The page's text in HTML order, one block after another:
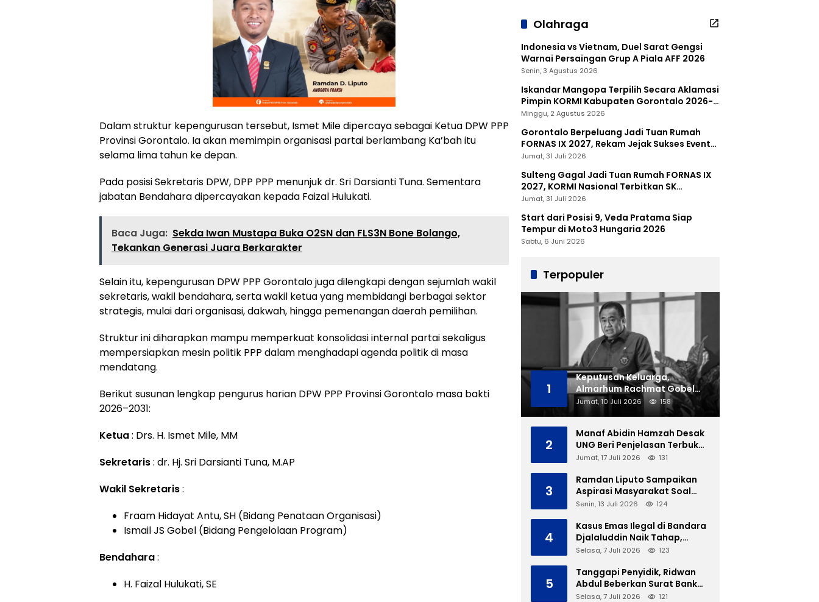
Dalam struktur kepengurusan tersebut, Ismet Mile dipercaya sebagai Ketua DPW PPP
Provinsi Gorontalo. Ia akan memimpin organisasi partai berlambang Ka’bah itu
selama lima tahun ke depan.
Pada posisi Sekretaris DPW, DPP PPP menunjuk dr. Sri Darsianti Tuna. Sementara
jabatan Bendahara dipercayakan kepada Faizal Hulukati.
Baca Juga: Sekda Iwan Mustapa Buka O2SN dan FLS3N Bone Bolango,
Tekankan Generasi Juara Berkarakter
Selain itu, kepengurusan DPW PPP Gorontalo juga dilengkapi dengan sejumlah wakil
sekretaris, wakil bendahara, serta wakil ketua yang membidangi berbagai sektor
strategis, mulai dari organisasi, dakwah, hingga pemenangan daerah pemilihan.
Struktur ini diharapkan mampu memperkuat konsolidasi internal partai sekaligus
mempersiapkan mesin politik PPP dalam menghadapi agenda politik di masa
mendatang.
Berikut susunan lengkap pengurus harian DPW PPP Provinsi Gorontalo masa bakti
2026–2031:
Ketua: Drs. H. Ismet Mile, MM
Sekretaris: dr. Hj. Sri Darsianti Tuna, M.AP
Wakil Sekretaris:
Fraam Hidayat Antu, SH (Bidang Penataan Organisasi)
Ismail JS Gobel (Bidang Pengelolaan Program)
Bendahara:
H. Faizal Hulukati, SE
Olahraga
Indonesia vs Vietnam, Duel Sarat Gengsi
Warnai Persaingan Grup A Piala AFF 2026
Senin, 3 Agustus 2026
Iskandar Mangopa Terpilih Secara Aklamasi
Pimpin KORMI Kabupaten Gorontalo 2026-
2030
Minggu, 2 Agustus 2026
Gorontalo Berpeluang Jadi Tuan Rumah
FORNAS IX 2027, Rekam Jejak Sukses Event
Nasional Jadi Modal
Jumat, 31 Juli 2026
Sulteng Gagal Jadi Tuan Rumah FORNAS IX
2027, KORMI Nasional Terbitkan SK
Pencabutan
Jumat, 31 Juli 2026
Start dari Posisi 9, Veda Pratama Siap
Tempur di Moto3 Hungaria 2026
Sabtu, 6 Juni 2026
Terpopuler
1
Keputusan Keluarga,
Almarhum Rachmat Gobel
Dimakamkan di TMP Kalibata
Jumat, 10 Juli 2026 158
2
Manaf Abidin Hamzah Desak
UNG Beri Penjelasan Terbuka
Soal Polemik Ujian Skripsi
Jumat, 17 Juli 2026 131
3
Ramdan Liputo Sampaikan
Aspirasi Masyarakat Soal
LGBT di Hadapan Gubernur
Senin, 13 Juli 2026 124
4
Kasus Emas Ilegal di Bandara
Djalaluddin Naik Tahap,
Berkas Segera Dilimpahkan
Selasa, 7 Juli 2026 123
5
Tanggapi Penyidik, Ridwan
Abdul Beberkan Surat Bank
Panin Soal Lelang Aset Eks
Selasa, 7 Juli 2026 121